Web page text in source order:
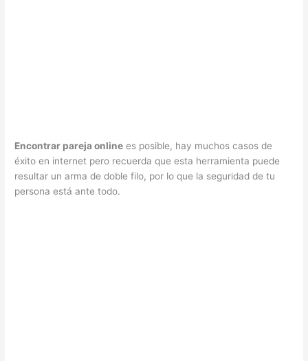
Encontrar pareja online es posible, hay muchos casos de
éxito en internet pero recuerda que esta herramienta puede
resultar un arma de doble filo, por lo que la seguridad de tu
persona está ante todo.